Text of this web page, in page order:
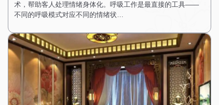
术，帮助客人处理情绪身体化。呼吸工作是最直接的工具——
不同的呼吸模式对应不同的情绪状…